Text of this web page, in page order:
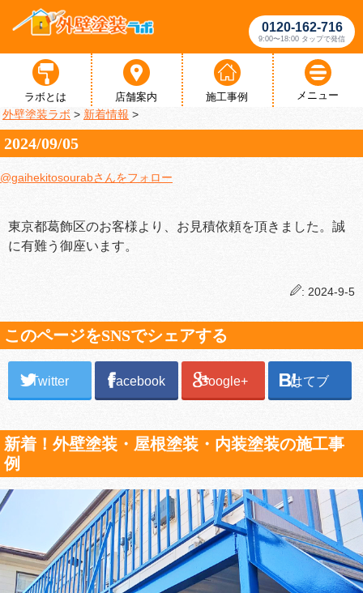
0120-162-716
9:00〜18:00 タップで発信
ラボとは 店舗案内 施工事例 メニュー
外壁塗装ラボ > 新着情報 >
2024/09/05
@gaihekitosourabさんをフォロー
東京都葛飾区のお客様より、お見積依頼を頂きました。誠
に有難う御座います。
: 2024-9-5
このページをSNSでシェアする
Twitter Facebook Google+ はてブ
新着！外壁塗装・屋根塗装・内装塗装の施工事
例